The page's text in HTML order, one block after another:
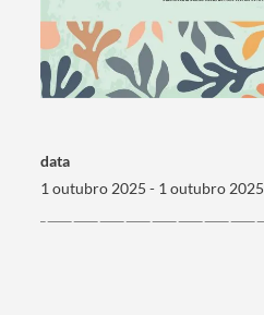
Termo de Pesquisa
data
1 outubro 2025 - 1 outubro 2025